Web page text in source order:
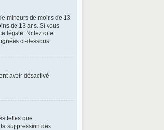
mineurs de moins de 13
de 13 ans. Si vous
légale. Notez que
ci-dessous.
avoir désactivé
telles que
suppression des